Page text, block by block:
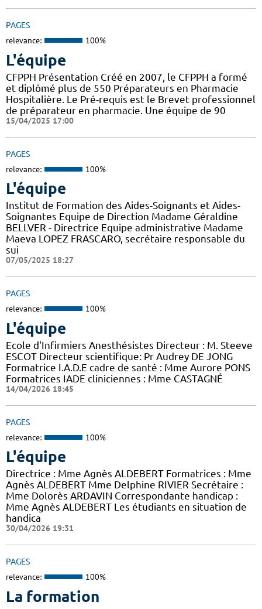
PAGES
relevance: 100%
L'équipe
CFPPH Présentation Créé en 2007, le CFPPH a formé
et diplômé plus de 550 Préparateurs en Pharmacie
Hospitalière. Le Pré-requis est le Brevet professionnel
de préparateur en pharmacie. Une équipe de 90
15/04/2025 17:00
PAGES
relevance: 100%
L'équipe
Institut de Formation des Aides-Soignants et Aides-
Soignantes Equipe de Direction Madame Géraldine
BELLVER - Directrice Equipe administrative Madame
Maeva LOPEZ FRASCARO, secrétaire responsable du
sui
07/05/2025 18:27
PAGES
relevance: 100%
L'équipe
Ecole d'Infirmiers Anesthésistes Directeur : M. Steeve
ESCOT Directeur scientifique: Pr Audrey DE JONG
Formatrice I.A.D.E cadre de santé : Mme Aurore PONS
Formatrices IADE cliniciennes : Mme CASTAGNÉ
14/04/2026 18:45
PAGES
relevance: 100%
L'équipe
Directrice : Mme Agnès ALDEBERT Formatrices : Mme
Agnès ALDEBERT Mme Delphine RIVIER Secrétaire :
Mme Dolorès ARDAVIN Correspondante handicap :
Mme Agnès ALDEBERT Les étudiants en situation de
handica
30/04/2026 19:31
PAGES
relevance: 100%
La formation